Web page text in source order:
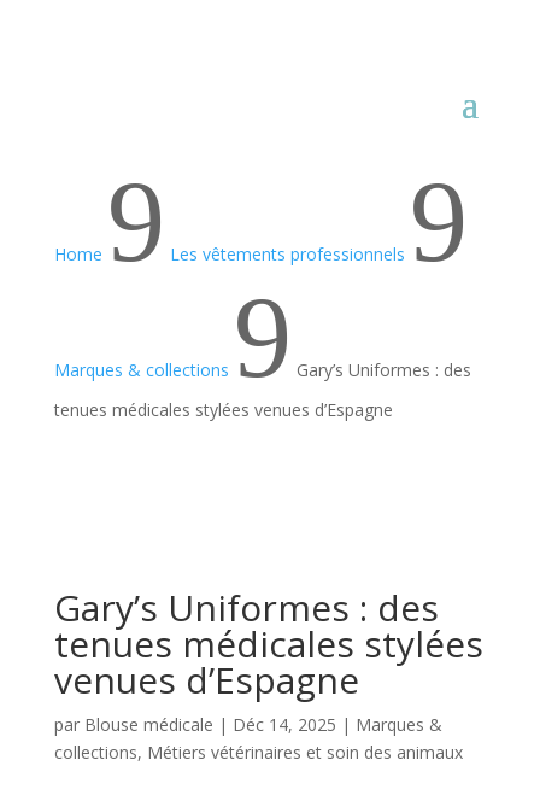
Home 9 Les vêtements professionnels 9
Marques & collections 9 Gary’s Uniformes : des
tenues médicales stylées venues d’Espagne
Gary’s Uniformes : des
tenues médicales stylées
venues d’Espagne
par Blouse médicale | Déc 14, 2025 | Marques &
collections, Métiers vétérinaires et soin des animaux